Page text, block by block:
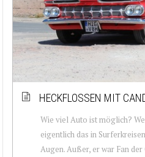
HECKFLOSSEN MIT
Wie viel Auto ist möglich?
eigentlich das in
Augen. Außer, er war Fan